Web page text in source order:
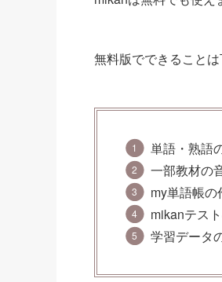
無料版でできることは
単語・熟語
一部教材の
my単語帳の
mikanテス
学習データ